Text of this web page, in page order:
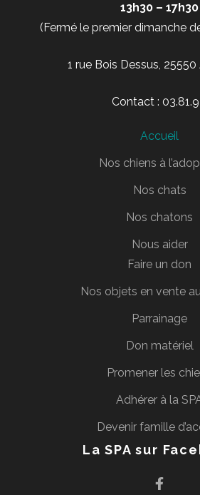
13h30 – 17h30
(Fermé le premier dimanche
1 rue Bois Dessus,
Contact :
Accueil
Nos chiens à
Nos chats
Nos chatons
Nous aider
Faire un don
Nos objets en vente
Parrainage
Don matériel
Promener les
Adhérer à la
Devenir famille
La SPA sur